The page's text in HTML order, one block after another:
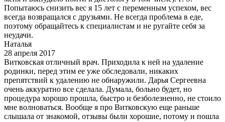
Попытаюсь снизить вес я 15 лет с переменным успехом, вес
всегда возвращался с друзьями. Не всегда проблема в еде,
поэтому обращайтесь к специалистам и не ругайте себя за
неудачи.
Наталья
28 апреля 2017
Витковская отличный врач. Приходила к ней на удаление
родинки, перед этим ее уже обследовали, никаких
препятствий к удалению не обнаружили. Дарья Сергеевна
очень аккуратно все сделала. Думала, больно будет, но
процедура хорошо прошла, быстро и безболезненно, не стоило
мне волноваться. Вообще я про Витковскую еще раньше
слышала от знакомой, отзывы были хорошие, потому и пошла